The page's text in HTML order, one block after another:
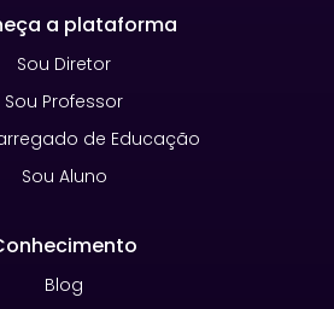
a plataforma
Sou Diretor
Sou Professor
de Educação
Sou Aluno
Blog